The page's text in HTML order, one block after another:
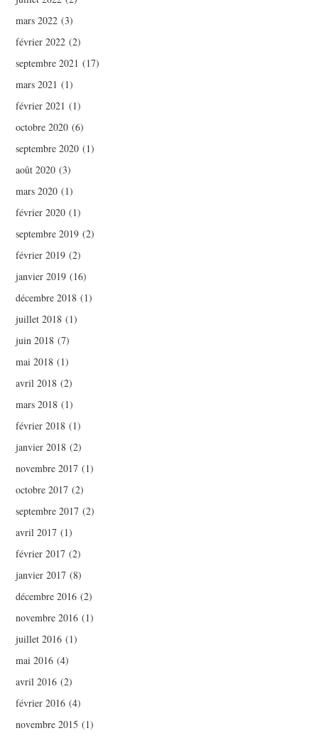
mars 2022 (3)
février 2022 (2)
septembre 2021 (17)
mars 2021 (1)
février 2021 (1)
octobre 2020 (6)
septembre 2020 (1)
août 2020 (3)
mars 2020 (1)
février 2020 (1)
septembre 2019 (2)
février 2019 (2)
janvier 2019 (16)
décembre 2018 (1)
juillet 2018 (1)
juin 2018 (7)
mai 2018 (1)
avril 2018 (2)
mars 2018 (1)
février 2018 (1)
janvier 2018 (2)
novembre 2017 (1)
octobre 2017 (2)
septembre 2017 (2)
avril 2017 (1)
février 2017 (2)
janvier 2017 (8)
décembre 2016 (2)
novembre 2016 (1)
juillet 2016 (1)
mai 2016 (4)
avril 2016 (2)
février 2016 (4)
novembre 2015 (1)